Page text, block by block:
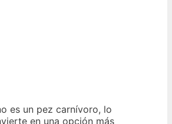
es un pez carnívoro, lo
en una opción más